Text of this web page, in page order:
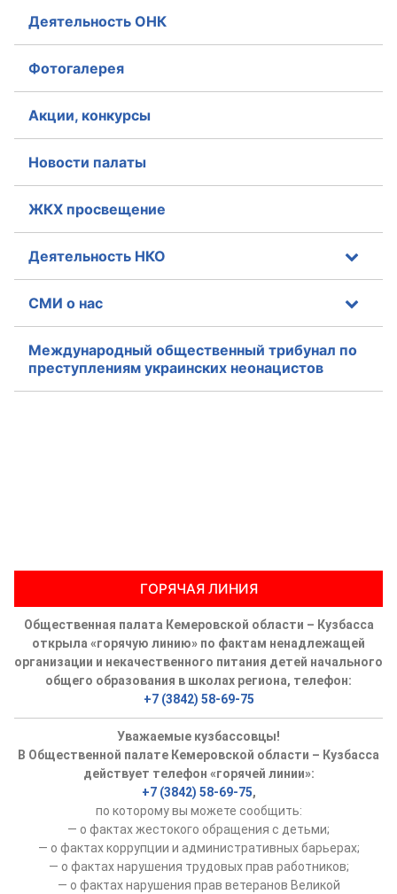
Деятельность ОНК
Фотогалерея
Акции, конкурсы
Новости палаты
ЖКХ просвещение
Деятельность НКО
СМИ о нас
Международный общественный трибунал по
преступлениям украинских неонацистов
ГОРЯЧАЯ ЛИНИЯ
Общественная палата Кемеровской области – Кузбасса
открыла «горячую линию» по фактам ненадлежащей
организации и некачественного питания детей начального
общего образования в школах региона, телефон:
+7 (3842) 58-69-75
Уважаемые кузбассовцы!
В Общественной палате Кемеровской области – Кузбасса
действует телефон «горячей линии»:
+7 (3842) 58-69-75,
по которому вы можете сообщить:
— о фактах жестокого обращения с детьми;
— о фактах коррупции и административных барьерах;
— о фактах нарушения трудовых прав работников;
— о фактах нарушения прав ветеранов Великой